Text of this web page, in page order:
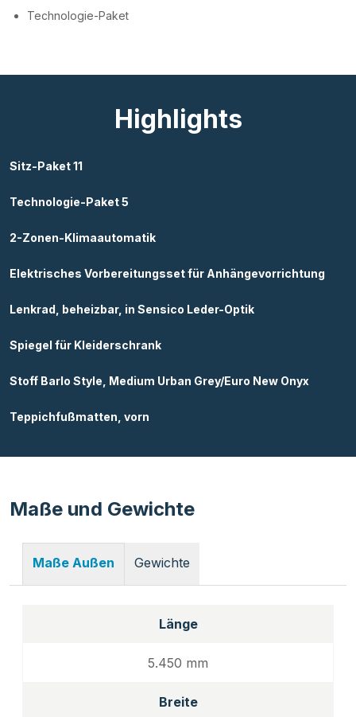
Technologie-Paket
Highlights
Sitz-Paket 11
Technologie-Paket 5
2-Zonen-Klimaautomatik
Elektrisches Vorbereitungsset für Anhängevorrichtung
Lenkrad, beheizbar, in Sensico Leder-Optik
Spiegel für Kleiderschrank
Stoff Barlo Style, Medium Urban Grey/Euro New Onyx
Teppichfußmatten, vorn
Maße und Gewichte
Maße Außen Gewichte
Länge
5.450 mm
Breite